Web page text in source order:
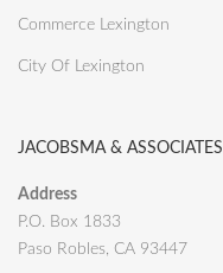
Commerce Lexington
City Of Lexington
JACOBSMA & ASSOCIATES
Address
P.O. Box 1833
Paso Robles, CA 93447